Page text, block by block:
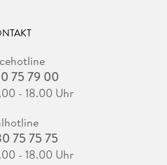
75 79 00
- 18.00 Uhr
75 75 75
- 18.00 Uhr